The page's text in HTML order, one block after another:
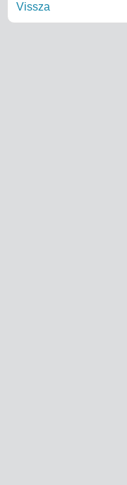
Vissza